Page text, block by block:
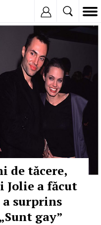
de tăcere,
Jolie a făcut
surprins
gay”